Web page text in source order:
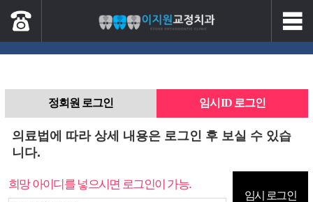
정회원 로그인 임시ID 로그인
의료법에 따라 상세 내용은 로그인 후 보실 수 있습
니다.
희망 아이디를 넣으시면 로그인이 가능.